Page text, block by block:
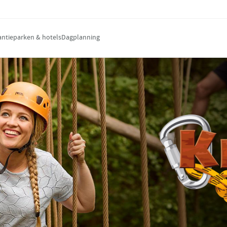
& hotelsDagplanning